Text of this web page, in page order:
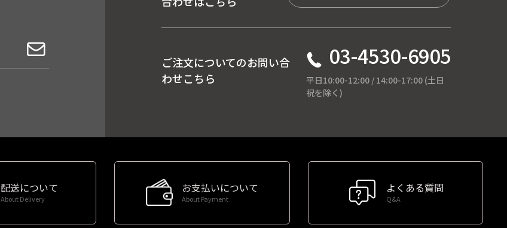
ご注文についてのお問い合
わせこちら
03-4530-6905
平日10:00-12:00 / 14:00-17:00 (土日
祝を除く)
配送について
About Delivery
お支払いについて
About Payment
よくある質問
Q&A